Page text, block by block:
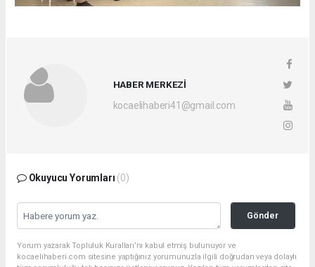
HABER MERKEZİ
kocaelihaberi41@gmail.com
Okuyucu Yorumları (0)
Gönder
Yorum yazarak Topluluk Kuralları’nı kabul etmiş bulunuyor ve
kocaelihaberi.com sitesine yaptığınız yorumunuzla ilgili doğrudan veya dolaylı